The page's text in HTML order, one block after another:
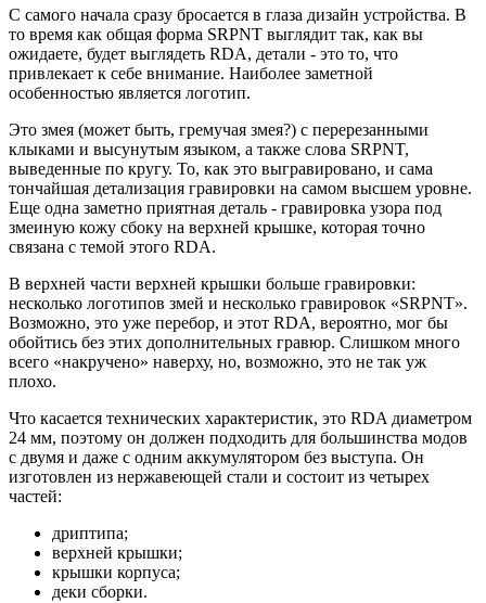
С самого начала сразу бросается в глаза дизайн устройства. В
то время как общая форма SRPNT выглядит так, как вы
ожидаете, будет выглядеть RDA, детали - это то, что
привлекает к себе внимание. Наиболее заметной
особенностью является логотип.
Это змея (может быть, гремучая змея?) с перерезанными
клыками и высунутым языком, а также слова SRPNT,
выведенные по кругу. То, как это выгравировано, и сама
тончайшая детализация гравировки на самом высшем уровне.
Еще одна заметно приятная деталь - гравировка узора под
змеиную кожу сбоку на верхней крышке, которая точно
связана с темой этого RDA.
В верхней части верхней крышки больше гравировки:
несколько логотипов змей и несколько гравировок «SRPNT».
Возможно, это уже перебор, и этот RDA, вероятно, мог бы
обойтись без этих дополнительных гравюр. Слишком много
всего «накручено» наверху, но, возможно, это не так уж
плохо.
Что касается технических характеристик, это RDA диаметром
24 мм, поэтому он должен подходить для большинства модов
с двумя и даже с одним аккумулятором без выступа. Он
изготовлен из нержавеющей стали и состоит из четырех
частей:
дриптипа;
верхней крышки;
крышки корпуса;
деки сборки.